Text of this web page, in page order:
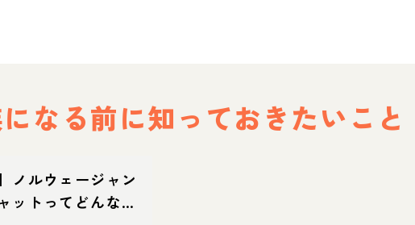
なる前に知っておきたいこと
ノルウェージャン
ットってどんな